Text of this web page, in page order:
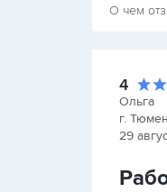
О чем
4
Ольга
г.
29